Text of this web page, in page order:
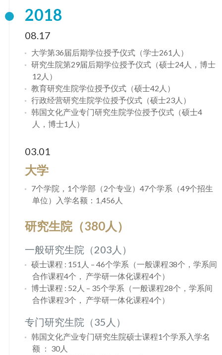
2018
08.17
大学第36届后期学位授予仪式（学士261人）
研究生院第29届后期学位授予仪式（硕士24人，博士
12人）
教育研究生院学位授予仪式（硕士42人）
行政经营研究生院学位授予仪式（硕士23人）
韩国文化产业专门研究生院学位授予仪式（硕士4
人，博士1人）
03.01
大学
7个学院，1个学部（2个专业）47个学系（49个招生
单位）入学名额：1,456人
研究生院（380人）
一般研究生院（203人）
硕士课程 : 151人 – 46个学系（一般课程38个，学系间
合作课程4个， 产学研一体化课程4个）
博士课程 : 52人 – 35个学系（一般课程28个，学系间
合作课程3个， 产学研一体化课程4个）
专门研究生院（35人）
韩国文化产业专门研究生院硕士课程1个学系入学名
额 ： 30人